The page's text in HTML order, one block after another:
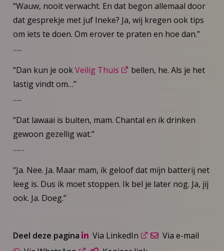
“Wauw, nooit verwacht. En dat begon allemaal door
dat gesprekje met juf Ineke? Ja, wij kregen ook tips
om iets te doen. Om erover te praten en hoe dan.”
…..
“Dan kun je ookVeilig Thuis
bellen, he. Als je het
lastig vindt om…”
…..
“Dat lawaai is buiten, mam. Chantal en ik drinken
gewoon gezellig wat.”
……
“Ja. Nee. Ja. Maar mam, ik geloof dat mijn batterij net
leeg is. Dus ik moet stoppen. Ik bel je later nog. Ja, jij
ook. Ja. Doeg.”
Deel deze pagina Via LinkedIn
Via e-mail